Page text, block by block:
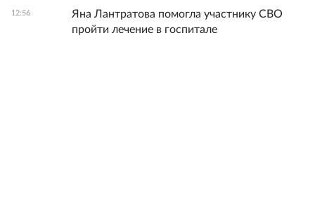
12:56
Яна Лантратова помогла участнику СВО
пройти лечение в госпитале